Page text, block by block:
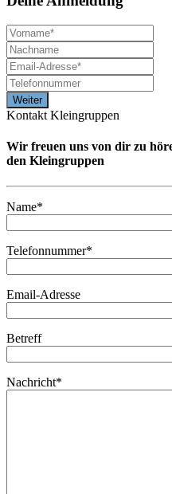
Kontakt Kleingruppen
Wir freuen uns von dir zu
den Kleingruppen
Name*
Telefonnummer*
Email-Adresse
Betreff
Nachricht*